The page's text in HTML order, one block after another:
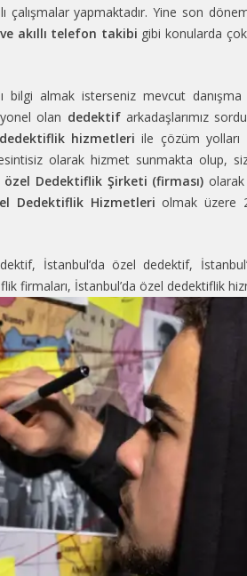
çalışmalar yapmaktadır. Yine son
akıllı telefon takibi gibi konularda
bilgi almak isterseniz mevcut danışma
olan dedektifarkadaşlarımız
hizmetleri ile çözüm yolları
olarak hizmet sunmakta olup,
özel Dedektiflik Şirketi (firması)
Dedektiflik Hizmetleriolmak üzere
, İstanbul’da özel dedektif,
firmaları, İstanbul’da özel dedektiflik